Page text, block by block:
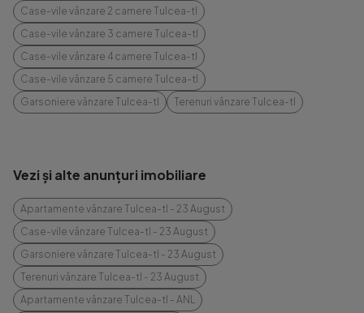
Case-vile vânzare 2 camere Tulcea-tl
Case-vile vânzare 3 camere Tulcea-tl
Case-vile vânzare 4 camere Tulcea-tl
Case-vile vânzare 5 camere Tulcea-tl
Garsoniere vânzare Tulcea-tl
Terenuri vânzare Tulcea-tl
Vezi și alte anunțuri imobiliare
Apartamente vânzare Tulcea-tl - 23 August
Case-vile vânzare Tulcea-tl - 23 August
Garsoniere vânzare Tulcea-tl - 23 August
Terenuri vânzare Tulcea-tl - 23 August
Apartamente vânzare Tulcea-tl - ANL